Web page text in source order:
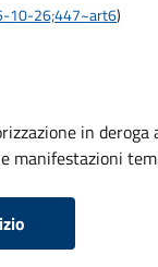
10-26;447~art6)
in
manifestazioni